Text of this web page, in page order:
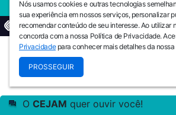
© 2026
Nós usamos cookies e outras tecnologias
sua experiência em nossos serviços, personalizar
recomendar conteúdo de seu interesse. Ao utilizar
concorda com a nossa Política de Privacidade.
Privacidadepara conhecer mais detalhes da
PROSSEGUIR
O CEJAM quer ouvir você!